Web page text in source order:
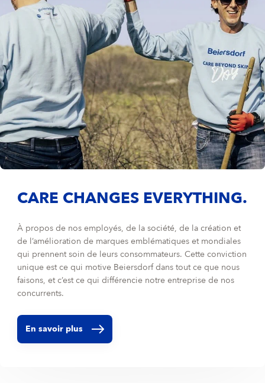
CARE CHANGES EVERYTHING.
À propos de nos employés, de la société, de la création et
de l’amélioration de marques emblématiques et mondiales
qui prennent soin de leurs consommateurs. Cette conviction
unique est ce qui motive Beiersdorf dans tout ce que nous
faisons, et c’est ce qui différencie notre entreprise de nos
concurrents.
En savoir plus